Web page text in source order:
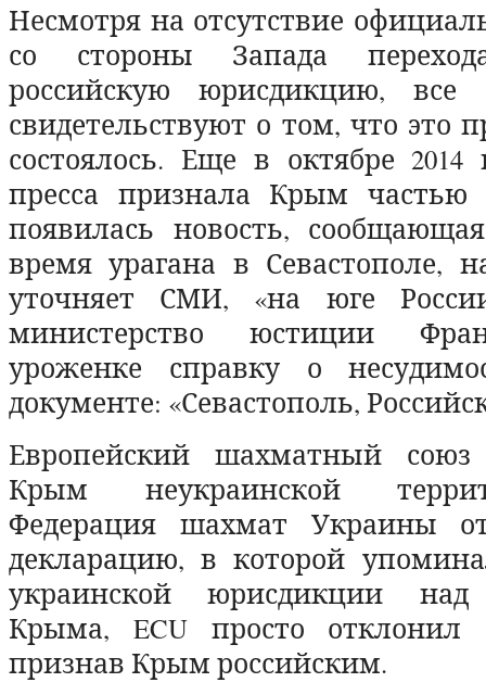
Несмотря на отсутствие
со стороны Запада
российскую юрисдикцию, все
свидетельствуют о том, что это
состоялось. Еще в октябре 2014
пресса признала Крым
появилась новость,
время урагана в Севастополе,
уточняет СМИ, «на юге
министерство юстиции
уроженке справку о
документе: «Севастополь,
Европейский шахматный союз
Крым неукраинской
Федерация шахмат Украины
декларацию, в которой
украинской юрисдикции над
Крыма, ECU просто отклонил
признав Крым российским.